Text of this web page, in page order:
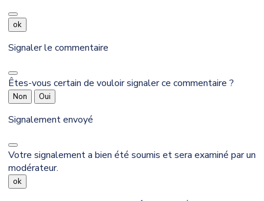
ok
Signaler le commentaire
Êtes-vous certain de vouloir signaler ce commentaire ?
Non Oui
Signalement envoyé
Votre signalement a bien été soumis et sera examiné par un
modérateur.
ok